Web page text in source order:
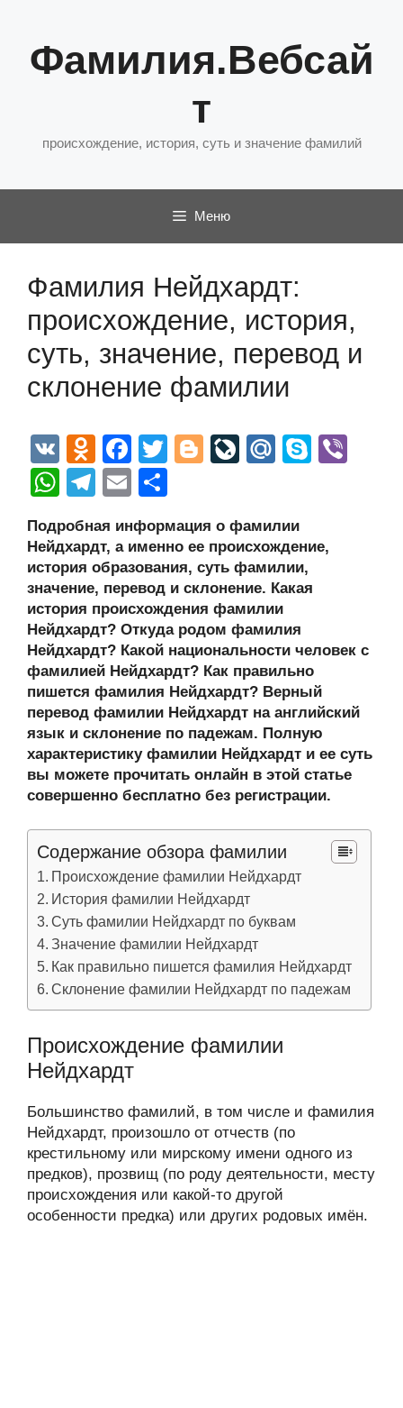
содержимому
Фамилия.Вебсай
т
происхождение, история, суть и значение фамилий
Меню
Фамилия Нейдхардт:
происхождение, история,
суть, значение, перевод и
склонение фамилии
V
K
O
d
n
o
kl
a
ss
ni
ki
F
a
c
e
b
o
o
k
T
er
Bl
g
er
Li
J
o
ur
n
al
M
u
S
e
W
at
s
A
p
p
T
e
gr
a
m
E
ail р
а
в
и
ть
Подробная информация о фамилии
Нейдхардт, а именно ее происхождение,
история образования, суть фамилии,
значение, перевод и склонение. Какая
история происхождения фамилии
Нейдхардт? Откуда родом фамилия
Нейдхардт? Какой национальности человек с
фамилией Нейдхардт? Как правильно
пишется фамилия Нейдхардт? Верный
перевод фамилии Нейдхардт на английский
язык и склонение по падежам. Полную
характеристику фамилии Нейдхардт и ее суть
вы можете прочитать онлайн в этой статье
совершенно бесплатно без регистрации.
Содержание обзора фамилии
Происхождение фамилии Нейдхардт
История фамилии Нейдхардт
Суть фамилии Нейдхардт по буквам
Значение фамилии Нейдхардт
Как правильно пишется фамилия Нейдхардт
Склонение фамилии Нейдхардт по падежам
Происхождение фамилии
Нейдхардт
Большинство фамилий, в том числе и фамилия
Нейдхардт, произошло от отчеств (по
крестильному или мирскому имени одного из
предков), прозвищ (по роду деятельности, месту
происхождения или какой-то другой
особенности предка) или других родовых имён.